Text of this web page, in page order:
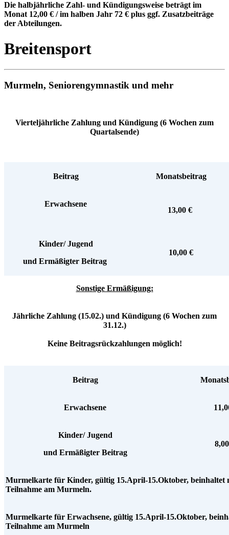
Die halbjährliche Zahl- und Kündigungsweise beträgt im
Monat 12,00 € / im halben Jahr 72 € plus ggf. Zusatzbeiträge
der Abteilungen.
Breitensport
Murmeln, Seniorengymnastik und mehr
Vierteljährliche Zahlung und Kündigung (6 Wochen zum
Quartalsende)
Beitrag Monatsbeitrag
Erwachsene
13,00 €
Kinder/ Jugend
und Ermäßigter Beitrag
10,00 €
Sonstige Ermäßigung:
Jährliche Zahlung (15.02.) und Kündigung (6 Wochen zum
31.12.)
Keine Beitragsrückzahlungen möglich!
Beitrag
Erwachsene
Kinder/ Jugend
und Ermäßigter Beitrag
Murmelkarte für Kinder, gültig 15.April-15.Oktober, beinhaltet
Teilnahme am Murmeln.
Murmelkarte für Erwachsene, gültig 15.April-15.Oktober,
Teilnahme am Murmeln